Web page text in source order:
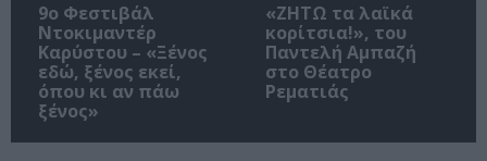
9ο Φεστιβάλ
Ντοκιμαντέρ
Καρύστου – «Ξένος
εδώ, ξένος εκεί,
όπου κι αν πάω
ξένος»
«ΖΗΤΩ τα λαϊκά
κορίτσια!», του
Παντελή Αμπαζή
στο Θέατρο
Ρεματιάς